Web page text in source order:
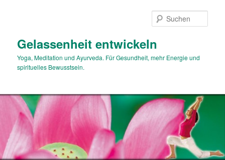
Gelassenheit entwickeln
Yoga, Meditation und Ayurveda. Für Gesundheit, mehr Energie und
spirituelles Bewusstsein.